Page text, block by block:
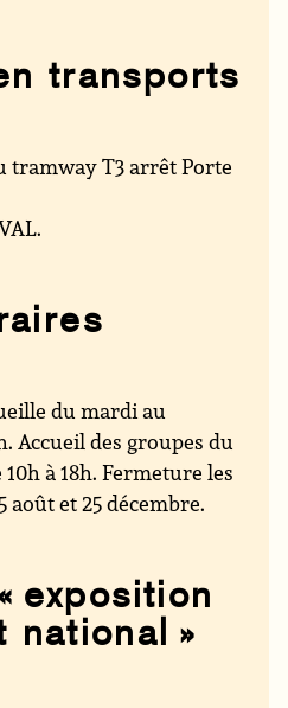
transports
tramway T3 arrêt Porte
du mardi au
Accueil des groupes du
à 18h. Fermeture les
août et 25 décembre.
exposition
national »